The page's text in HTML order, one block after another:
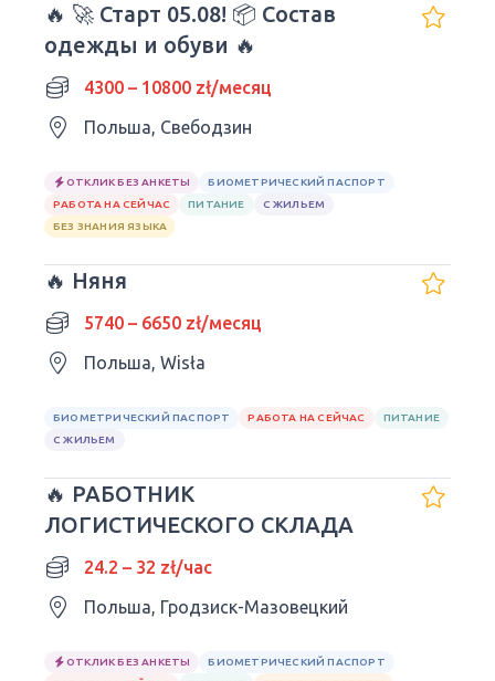
🔥 🚀 Старт 05.08! 📦 Состав
одежды и обуви 🔥
4300 – 10800 zł/месяц
Польша, Свебодзин
ОТКЛИК БЕЗ АНКЕТЫ
БИОМЕТРИЧЕСКИЙ ПАСПОРТ
РАБОТА НА СЕЙЧАС
ПИТАНИЕ
С ЖИЛЬЕМ
БЕЗ ЗНАНИЯ ЯЗЫКА
🔥 Няня
5740 – 6650 zł/месяц
Польша, Wisła
БИОМЕТРИЧЕСКИЙ ПАСПОРТ РАБОТА НА СЕЙЧАС
ПИТАНИЕ
С ЖИЛЬЕМ
🔥 РАБОТНИК
ЛОГИСТИЧЕСКОГО СКЛАДА
24.2 – 32 zł/час
Польша, Гродзиск-Мазовецкий
ОТКЛИК БЕЗ АНКЕТЫ
БИОМЕТРИЧЕСКИЙ ПАСПОРТ